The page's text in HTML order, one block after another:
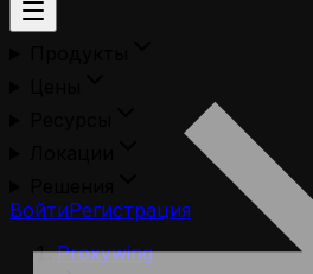
ВойтиРегистрация
Proxywing